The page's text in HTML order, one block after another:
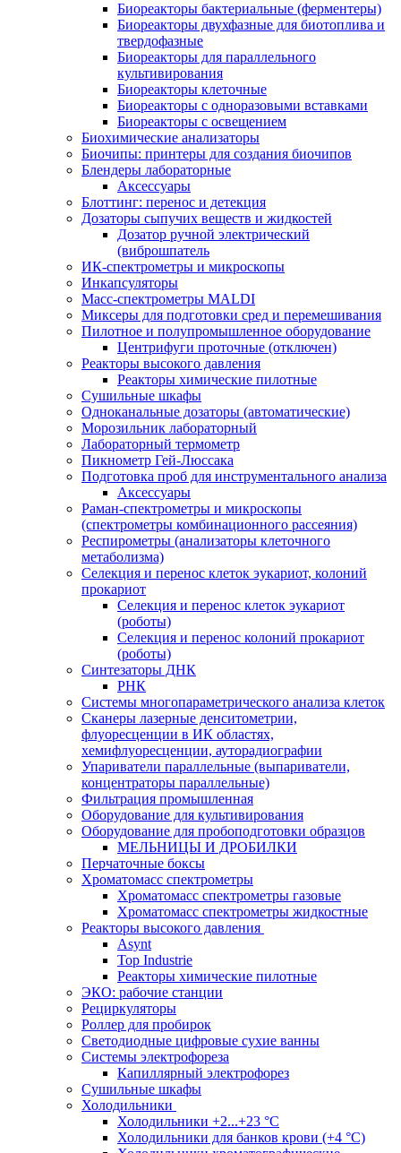
Биореакторы бактериальные (ферментеры)
Биореакторы двухфазные для биотоплива и
твердофазные
Биореакторы для параллельного
культивирования
Биореакторы клеточные
Биореакторы с одноразовыми вставками
Биореакторы с освещением
Биохимические анализаторы
Биочипы: принтеры для создания биочипов
Блендеры лабораторные
Аксессуары
Блоттинг: перенос и детекция
Дозаторы сыпучих веществ и жидкостей
Дозатор ручной электрический
(виброшпатель
ИК-спектрометры и микроскопы
Инкапсуляторы
Масс-спектрометры MALDI
Миксеры для подготовки сред и перемешивания
Пилотное и полупромышленное оборудование
Центрифуги проточные (отключен)
Реакторы высокого давления
Реакторы химические пилотные
Сушильные шкафы
Одноканальные дозаторы (автоматические)
Морозильник лабораторный
Лабораторный термометр
Пикнометр Гей-Люссака
Подготовка проб для инструментального анализа
Аксессуары
Раман-спектрометры и микроскопы
(спектрометры комбинационного рассеяния)
Респирометры (анализаторы клеточного
метаболизма)
Селекция и перенос клеток эукариот, колоний
прокариот
Селекция и перенос клеток эукариот
(роботы)
Селекция и перенос колоний прокариот
(роботы)
Синтезаторы ДНК
РНК
Системы многопараметрического анализа клеток
Сканеры лазерные денситометрии,
флуоресценции в ИК областях,
хемифлуоресценции, ауторадиографии
Упариватели параллельные (выпариватели,
концентраторы параллельные)
Фильтрация промышленная
Оборудование для культивирования
Оборудование для пробоподготовки образцов
МЕЛЬНИЦЫ И ДРОБИЛКИ
Перчаточные боксы
Хроматомасс спектрометры
Хроматомасс спектрометры газовые
Хроматомасс спектрометры жидкостные
Реакторы высокого давления
Asynt
Top Industrie
Реакторы химические пилотные
ЭКО: рабочие станции
Рециркуляторы
Роллер для пробирок
Светодиодные цифровые сухие ванны
Системы электрофореза
Капиллярный электрофорез
Сушильные шкафы
Холодильники
Холодильники +2...+23 °С
Холодильники для банков крови (+4 °С)